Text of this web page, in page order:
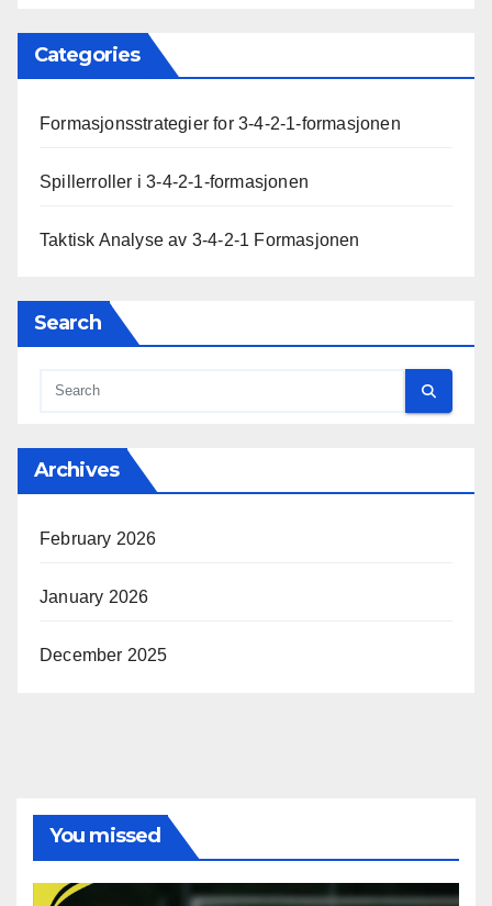
Categories
Formasjonsstrategier for 3-4-2-1-formasjonen
Spillerroller i 3-4-2-1-formasjonen
Taktisk Analyse av 3-4-2-1 Formasjonen
Search
Archives
February 2026
January 2026
December 2025
You missed